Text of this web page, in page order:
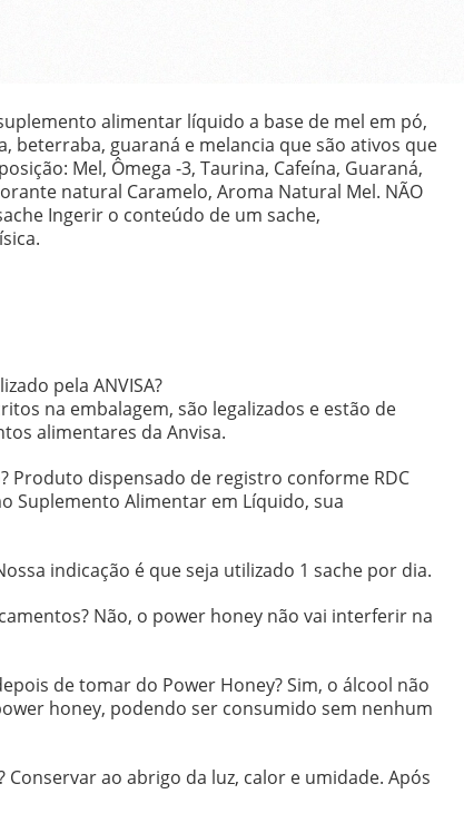
alimentar líquido a base de mel em pó,
beterraba, guaraná e melancia que são ativos que
Mel, Ômega -3, Taurina, Cafeína, Guaraná,
natural Caramelo, Aroma Natural Mel. NÃO
Ingerir o conteúdo de um sache,
pela ANVISA?
na embalagem, são legalizados e estão de
alimentares da Anvisa.
Produto dispensado de registro conforme RDC
Suplemento Alimentar em Líquido, sua
indicação é que seja utilizado 1 sache por dia.
Não, o power honey não vai interferir na
de tomar do Power Honey? Sim, o álcool não
honey, podendo ser consumido sem nenhum
ao abrigo da luz, calor e umidade. Após